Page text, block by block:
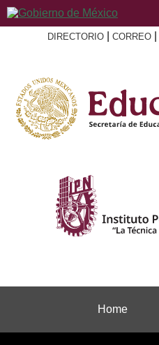
DIRECTORIO CORREO
Home